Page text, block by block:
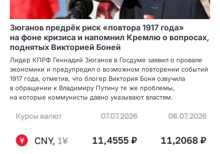
Зюганов предрёк риск «повтора 1917 года»
на фоне кризиса и напомнил Кремлю о вопросах,
поднятых Викторией Боней
Лидер КПРФ Геннадий Зюганов в Госдуме заявил о провале
экономики и предупредил о возможном повторении событий
1917 года, отметив, что блогер Виктория Боня озвучила
в обращении к Владимиру Путину те же проблемы,
на которые коммунисты давно указывают властям.